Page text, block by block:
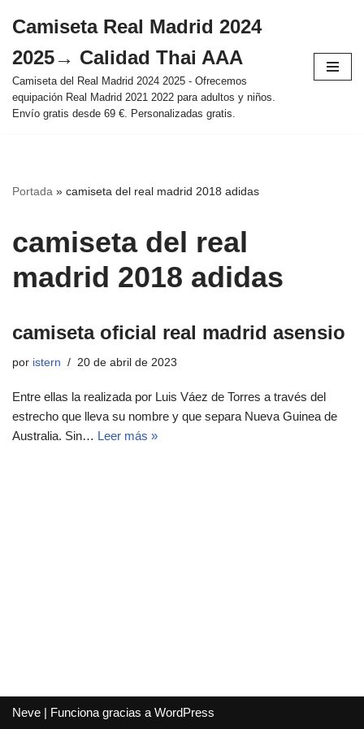
al
contenido
Camiseta Real Madrid 2024
2025→ Calidad Thai AAA
Camiseta del Real Madrid 2024 2025 - Ofrecemos
equipación Real Madrid 2021 2022 para adultos y niños.
Envío gratis desde 69 €. Personalizadas gratis.
Portada » camiseta del real madrid 2018 adidas
camiseta del real
madrid 2018 adidas
camiseta oficial real madrid asensio
por istern 20 de abril de 2023
Entre ellas la realizada por Luis Váez de Torres a través del
estrecho que lleva su nombre y que separa Nueva Guinea de
Australia. Sin… Leer más »
Neve | Funciona gracias a WordPress